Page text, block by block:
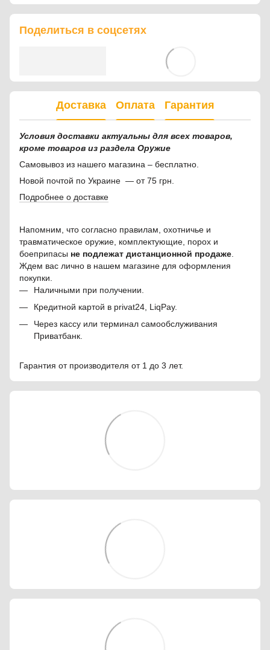
Поделиться в соцсетях
Доставка Оплата Гарантия
Условия доставки актуальны для всех товаров,
кроме товаров из раздела Оружие
Самовывоз из нашего магазина – бесплатно.
Новой почтой по Украине — от 75 грн.
Подробнее о доставке
Напомним, что согласно правилам, охотничье и
травматическое оружие, комплектующие, порох и
боеприпасы не подлежат дистанционной продаже
Ждем вас лично в нашем магазине для оформления
покупки.
Наличными при получении.
Кредитной картой в privat24, LiqPay.
Через кассу или терминал самообслуживания
Приватбанк.
Гарантия от производителя от 1 до 3 лет.